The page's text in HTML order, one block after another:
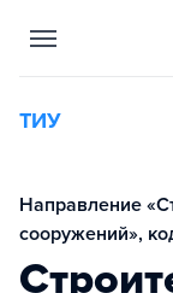
ТИУ
Направление
сооружений»,